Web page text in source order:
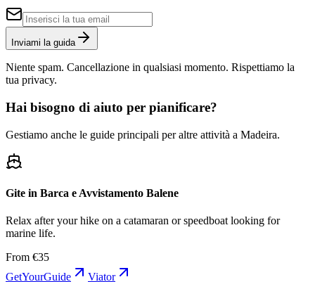
Inviami la guida
Niente spam. Cancellazione in qualsiasi momento. Rispettiamo la
tua privacy.
Hai bisogno di aiuto per pianificare?
Gestiamo anche le guide principali per altre attività a Madeira.
Gite in Barca e Avvistamento Balene
Relax after your hike on a catamaran or speedboat looking for
marine life.
From €35
GetYourGuide
Viator